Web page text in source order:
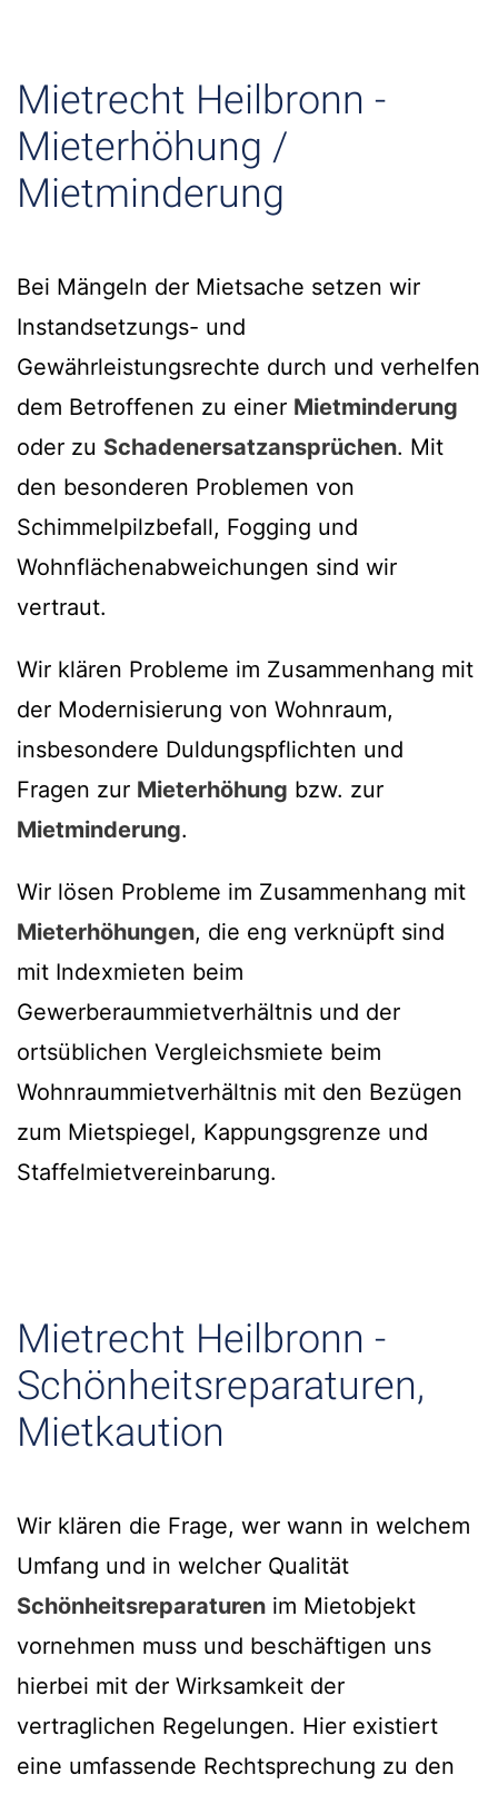
Mietrecht Heilbronn -
Mieterhöhung /
Mietminderung
Bei Mängeln der Mietsache setzen wir
Instandsetzungs- und
Gewährleistungsrechte durch und verhelfen
dem Betroffenen zu einer Mietminderung
oder zu Schadenersatzansprüchen. Mit
den besonderen Problemen von
Schimmelpilzbefall, Fogging und
Wohnflächenabweichungen sind wir
vertraut.
Wir klären Probleme im Zusammenhang mit
der Modernisierung von Wohnraum,
insbesondere Duldungspflichten und
Fragen zur Mieterhöhung bzw. zur
Mietminderung.
Wir lösen Probleme im Zusammenhang mit
Mieterhöhungen, die eng verknüpft sind
mit Indexmieten beim
Gewerberaummietverhältnis und der
ortsüblichen Vergleichsmiete beim
Wohnraummietverhältnis mit den Bezügen
zum Mietspiegel, Kappungsgrenze und
Staffelmietvereinbarung.
Mietrecht Heilbronn -
Schönheitsreparaturen,
Mietkaution
Wir klären die Frage, wer wann in welchem
Umfang und in welcher Qualität
Schönheitsreparaturen im Mietobjekt
vornehmen muss und beschäftigen uns
hierbei mit der Wirksamkeit der
vertraglichen Regelungen. Hier existiert
eine umfassende Rechtsprechung zu den